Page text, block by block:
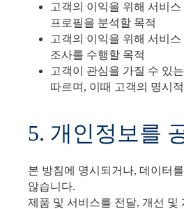
고객의 이익을 위해 서비
프로필을 분석할 목적
고객의 이익을 위해 서비
조사를 수행할 목적
고객이 관심을 가질 수 있
따르며, 이때 고객의 명시
5. 개인정보를
본 방침에 명시되거나, 데이터
않습니다.
제품 및 서비스를 전달, 개선 및